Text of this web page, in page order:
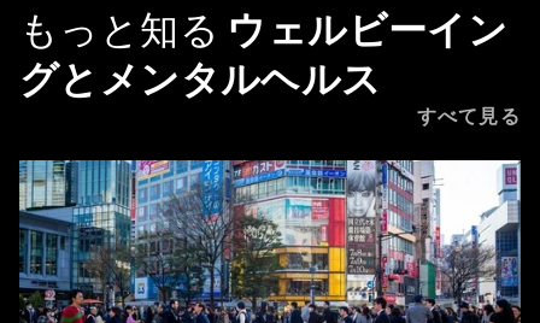
もっと知る ウェルビーイン
グとメンタルヘルス
すべて見る